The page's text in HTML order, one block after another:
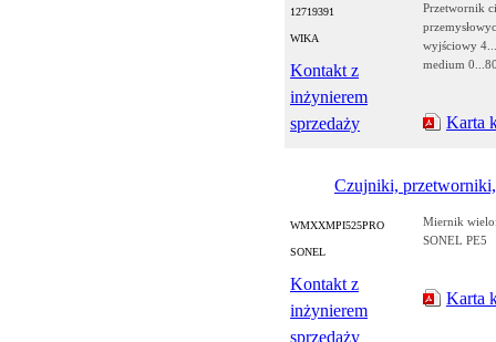
12719391
WIKA
Kontakt z
inżynierem
sprzedaży
Przetwornik
wyjściowy
medium
Karta
Czujniki,
WMXXMPI525PRO
SONEL
Kontakt z
inżynierem
sprzedaży
Miernik
SONEL PE5
Karta